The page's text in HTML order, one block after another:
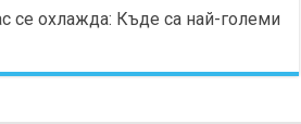
се охлажда: Къде са най-големи